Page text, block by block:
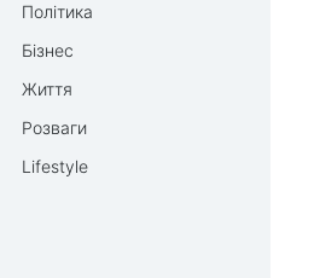
Політика
Бізнес
Життя
Розваги
Lifestyle